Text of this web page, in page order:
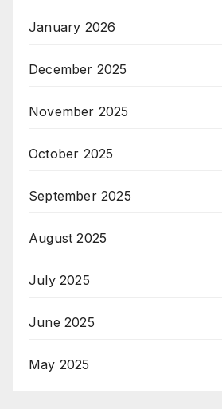
January 2026
December 2025
November 2025
October 2025
September 2025
August 2025
July 2025
June 2025
May 2025